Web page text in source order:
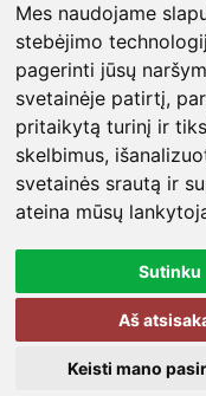
Mes naudojame
stebėjimo
pagerinti jūsų
svetainėje patirtį,
pritaikytą turinį ir
skelbimus,
svetainės srautą ir
ateina mūsų
Sutinku
Aš
Keisti mano